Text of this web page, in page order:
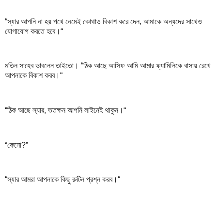
“স্যার আপনি না হয় পথে নেমেই কোথাও বিকাশ করে দেন, আমাকে অন্যদের সাথেও
যোগাযোগ করতে হবে।“
মতিন সাহেব ভাবলেন তাইতো। “ঠিক আছে আসিফ আমি আমার ফ্যামিলিকে বাসায় রেখে
আপনাকে বিকাশ করব।“
“ঠিক আছে স্যার, ততক্ষন আপনি লাইনেই থাকুন।“
“কেনো?”
“স্যার আমরা আপনাকে কিছু রুটিন প্রশ্ন করব।“